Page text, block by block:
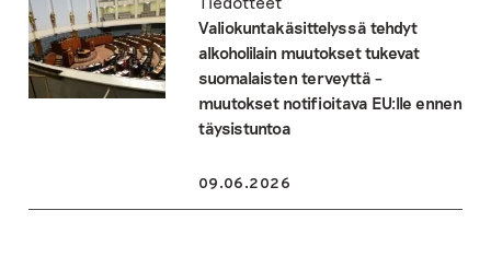
Valiokuntakäsittelyssä tehdyt
alkoholilain muutokset tukevat
suomalaisten terveyttä –
muutokset notifioitava EU:lle ennen
täysistuntoa
09.06.2026